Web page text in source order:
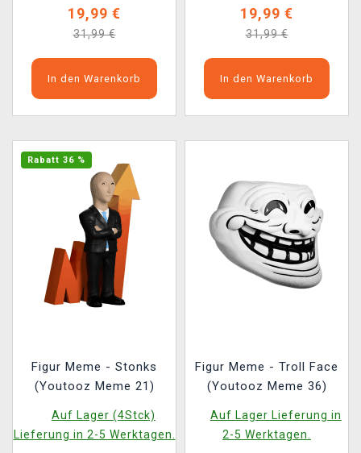
19,99 €
31,99 €
In den Warenkorb
19,99 €
31,99 €
In den Warenkorb
Rabatt 36 %
Figur Meme - Stonks
(Youtooz Meme 21)
Auf Lager (4Stck)
Lieferung in 2-5 Werktagen.
Figur Meme - Troll Face
(Youtooz Meme 36)
Auf Lager Lieferung in
2-5 Werktagen.